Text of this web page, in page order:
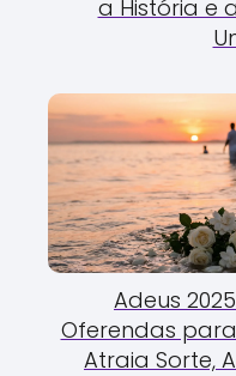
a História e
Adeus
Oferendas
Atraia Sorte,